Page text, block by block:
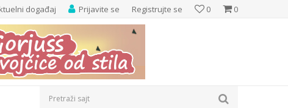
0
0
Prijavite se Registrujte se
događaj
Pretraži sajt